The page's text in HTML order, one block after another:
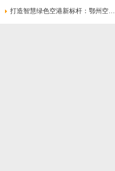
莲花湖住宅打造绿色智慧社区新标杆
打造智慧绿色空港新标杆：鄂州空港